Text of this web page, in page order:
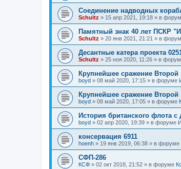
Соединение надводных
Schultz » 15 апр 2021, 19:18 » в
Памятный знак 40 лет ПСКР
Schultz » 20 янв 2021, 21:21 » в
Десантные катера проекта
Schultz » 25 ноя 2020, 11:26 » в
Крупнейшее сражение
boyd » 08 май 2020, 17:15 » в форуме
Крупнейшее сражение
boyd » 08 май 2020, 17:05 » в форуме
История британского флота
boyd » 02 апр 2020, 19:39 » в форуме
консервация 6911
hoenh » 19 янв 2019, 06:38 » в форуме
СФП-286
КСФ » 02 окт 2018, 21:52 » в форуме